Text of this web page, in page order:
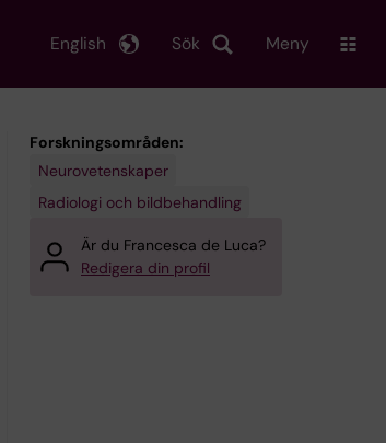
Sök
English Meny
Forskningsområden:
Neurovetenskaper
Radiologi och bildbehandling
Är du Francesca de Luca?
Redigera din profil